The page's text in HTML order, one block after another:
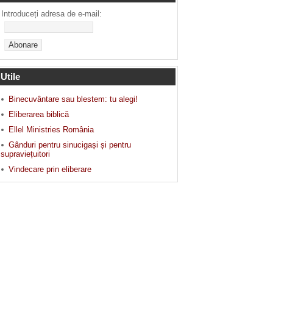
Introduceți adresa de e-mail:
Utile
Binecuvântare sau blestem: tu alegi!
Eliberarea biblică
Ellel Ministries România
Gânduri pentru sinucigași și pentru
supraviețuitori
Vindecare prin eliberare